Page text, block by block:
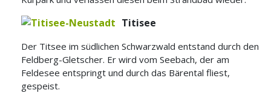
Titisee
Der Titsee im südlichen Schwarzwald entstand durch den
Feldberg-Gletscher. Er wird vom Seebach, der am
Feldesee entspringt und durch das Bärental fliest,
gespeist.